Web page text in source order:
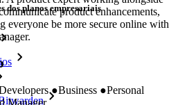
dos planos empresariaisproduct enhancements,
everyone be more secure online with
●Business ●Personal
Manager